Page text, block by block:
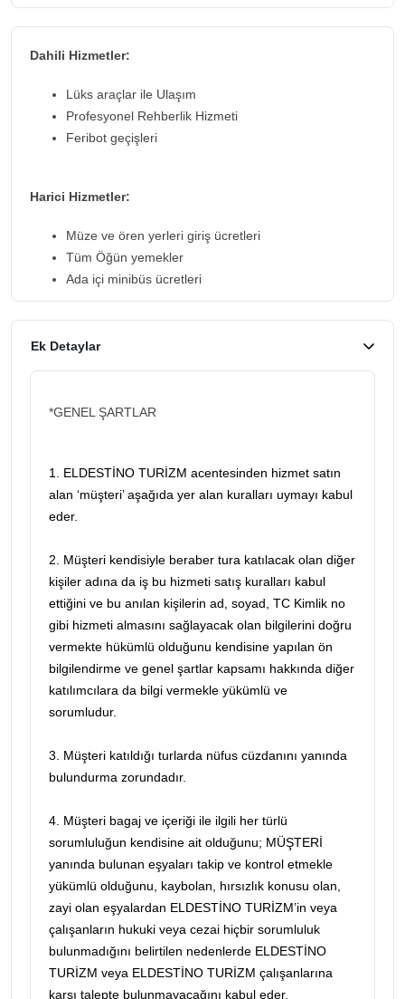
Dahili Hizmetler:
Lüks araçlar ile Ulaşım
Profesyonel Rehberlik Hizmeti
Feribot geçişleri
Harici Hizmetler:
Müze ve ören yerleri giriş ücretleri
Tüm Öğün yemekler
Ada içi minibüs ücretleri
Ek Detaylar
*GENEL ŞARTLAR
1. ELDESTİNO TURİZM acentesinden hizmet satın
alan ‘müşteri’ aşağıda yer alan kuralları uymayı kabul
eder.
2. Müşteri kendisiyle beraber tura katılacak olan diğer
kişiler adına da iş bu hizmeti satış kuralları kabul
ettiğini ve bu anılan kişilerin ad, soyad, TC Kimlik no
gibi hizmeti almasını sağlayacak olan bilgilerini doğru
vermekte hükümlü olduğunu kendisine yapılan ön
bilgilendirme ve genel şartlar kapsamı hakkında diğer
katılımcılara da bilgi vermekle yükümlü ve
sorumludur.
3. Müşteri katıldığı turlarda nüfus cüzdanını yanında
bulundurma zorundadır.
4. Müşteri bagaj ve içeriği ile ilgili her türlü
sorumluluğun kendisine ait olduğunu; MÜŞTERİ
yanında bulunan eşyaları takip ve kontrol etmekle
yükümlü olduğunu, kaybolan, hırsızlık konusu olan,
zayi olan eşyalardan ELDESTİNO TURİZM’in veya
çalışanların hukuki veya cezai hiçbir sorumluluk
bulunmadığını belirtilen nedenlerde ELDESTİNO
TURİZM veya ELDESTİNO TURİZM çalışanlarına
karşı talepte bulunmayacağını kabul eder.